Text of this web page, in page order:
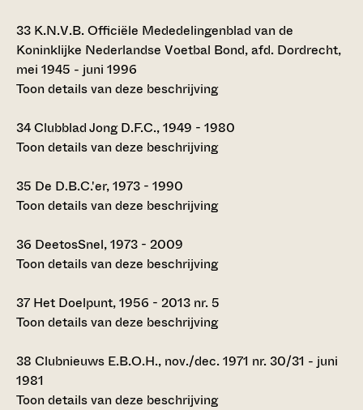
33 K.N.V.B. Officiële Mededelingenblad van de
Koninklijke Nederlandse Voetbal Bond, afd. Dordrecht,
mei 1945 - juni 1996
Toon details van deze beschrijving
34Clubblad Jong D.F.C., 1949 - 1980
Toon details van deze beschrijving
35 De D.B.C.'er, 1973 - 1990
Toon details van deze beschrijving
36 DeetosSnel, 1973 - 2009
Toon details van deze beschrijving
37 Het Doelpunt, 1956 - 2013 nr. 5
Toon details van deze beschrijving
38 Clubnieuws E.B.O.H., nov./dec. 1971 nr. 30/31 - juni
1981
Toon details van deze beschrijving